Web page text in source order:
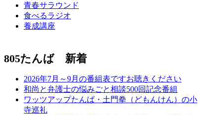
青春サラウンド
食べるラジオ
養成講座
805たんば 新着
2026年7月～9月の番組表ですお聴きください
和尚と弁護士の悩みごと相談500回記念番組
ワッツアップたんば・土門拳（どもんけん）の小
寺巡礼